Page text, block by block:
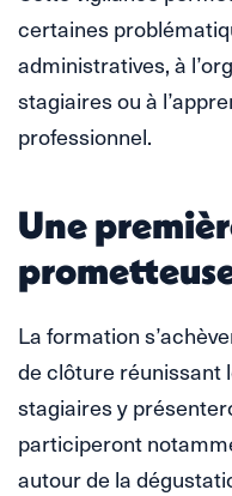
certaines
administratives, à
stagiaires ou à
professionnel.
Une
La formation
de clôture réunissant
stagiaires y
participeront
autour de la